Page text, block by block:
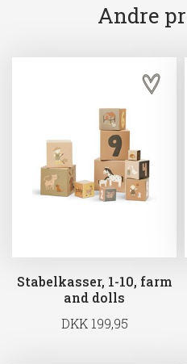
Andre
Stabelkasser, 1-10, farm
and dolls
DKK 199,95